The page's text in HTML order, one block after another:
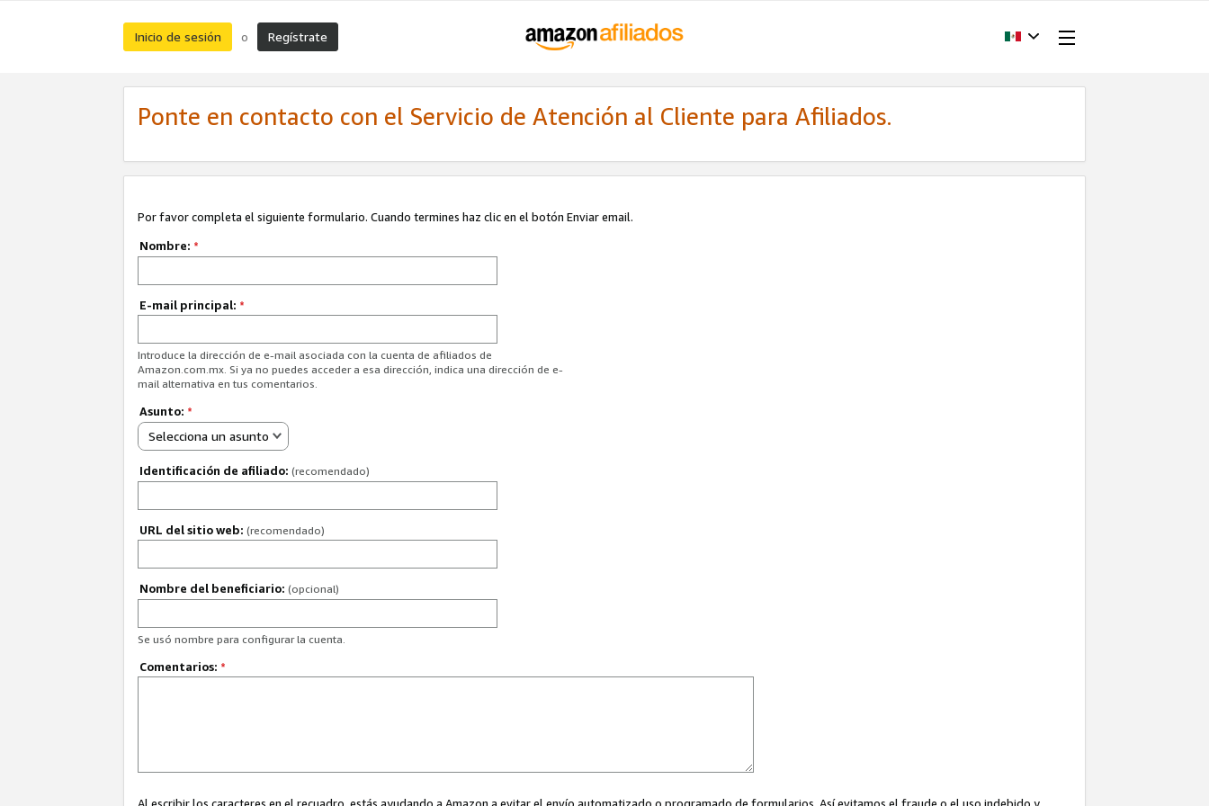
Inicio de sesión o Regístrate
Ponte en contacto con el Servicio de Atención al Cliente para Afiliados.
Por favor completa el siguiente formulario. Cuando termines haz clic en el botón Enviar email.
Nombre: *
E-mail principal: *
Introduce la dirección de e-mail asociada con la cuenta de afiliados de
Amazon.com.mx. Si ya no puedes acceder a esa dirección, indica una dirección de e-
mail alternativa en tus comentarios.
Asunto: *
Selecciona un asunto
Identificación de afiliado: (recomendado)
URL del sitio web: (recomendado)
Nombre del beneficiario: (opcional)
Se usó nombre para configurar la cuenta.
Comentarios: *